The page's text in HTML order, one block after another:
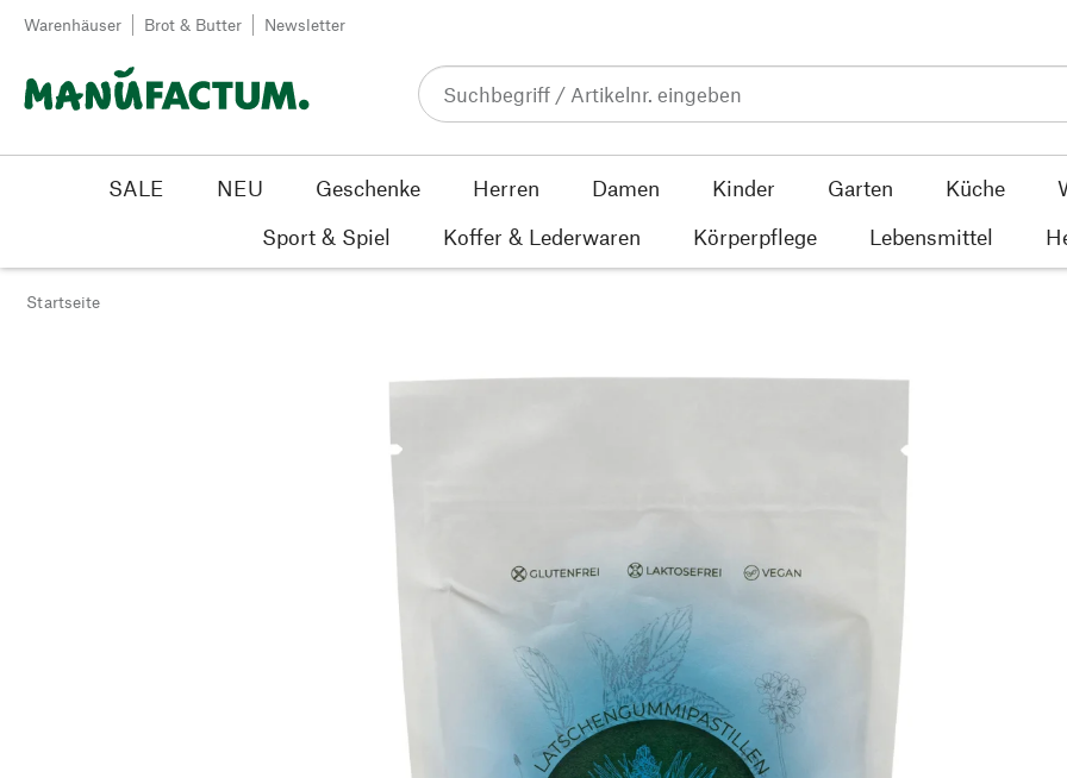
Zum Inhalt springen
Warenhäuser Brot & Butter Newsletter
SALE NEU Geschenke Herren Damen Kinder Garten Küche
Sport & Spiel
Koffer & Lederwaren Körperpflege Lebensmittel
Startseite